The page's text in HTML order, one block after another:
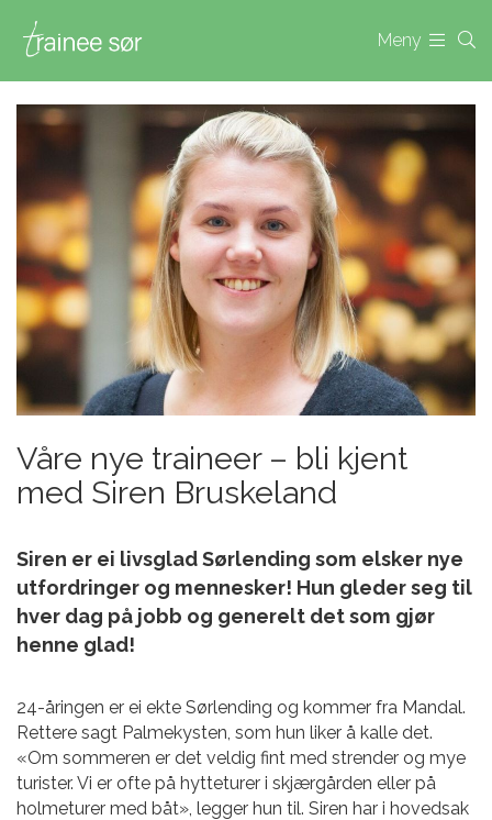
Meny
Våre nye traineer – bli kjent
med Siren Bruskeland
Siren er ei livsglad Sørlending som elsker nye
utfordringer og mennesker! Hun gleder seg til
hver dag på jobb og generelt det som gjør
henne glad!
24-åringen er ei ekte Sørlending og kommer fra Mandal.
Rettere sagt Palmekysten, som hun liker å kalle det.
«Om sommeren er det veldig fint med strender og mye
turister. Vi er ofte på hytteturer i skjærgården eller på
holmeturer med båt», legger hun til. Siren har i hovedsak